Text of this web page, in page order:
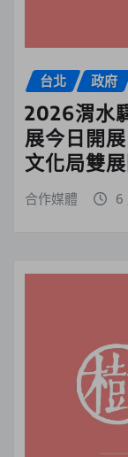
台北 政府
2026渭水
展今日開
文化局雙
合作媒體 6